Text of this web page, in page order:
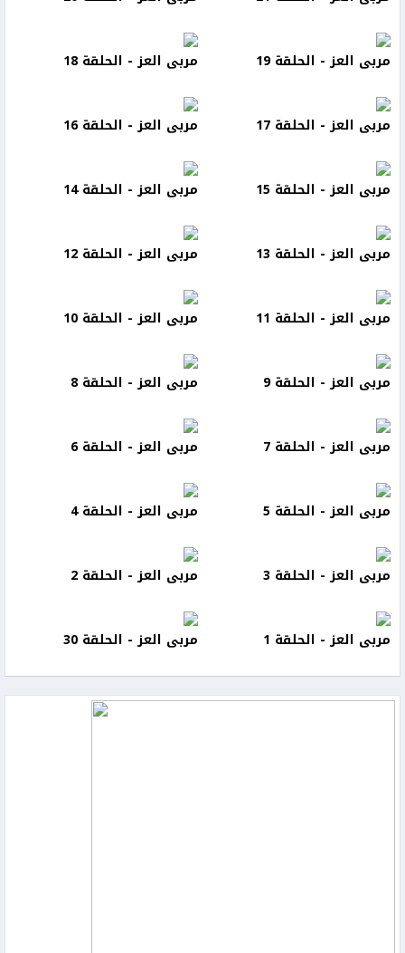
مربى العز - الحلقة 19 مربى العز - الحلقة 18
مربى العز - الحلقة 17 مربى العز - الحلقة 16
مربى العز - الحلقة 15 مربى العز - الحلقة 14
مربى العز - الحلقة 13 مربى العز - الحلقة 12
مربى العز - الحلقة 11 مربى العز - الحلقة 10
مربى العز - الحلقة 9 مربى العز - الحلقة 8
مربى العز - الحلقة 7 مربى العز - الحلقة 6
مربى العز - الحلقة 5 مربى العز - الحلقة 4
مربى العز - الحلقة 3 مربى العز - الحلقة 2
مربى العز - الحلقة 1 مربى العز - الحلقة 30